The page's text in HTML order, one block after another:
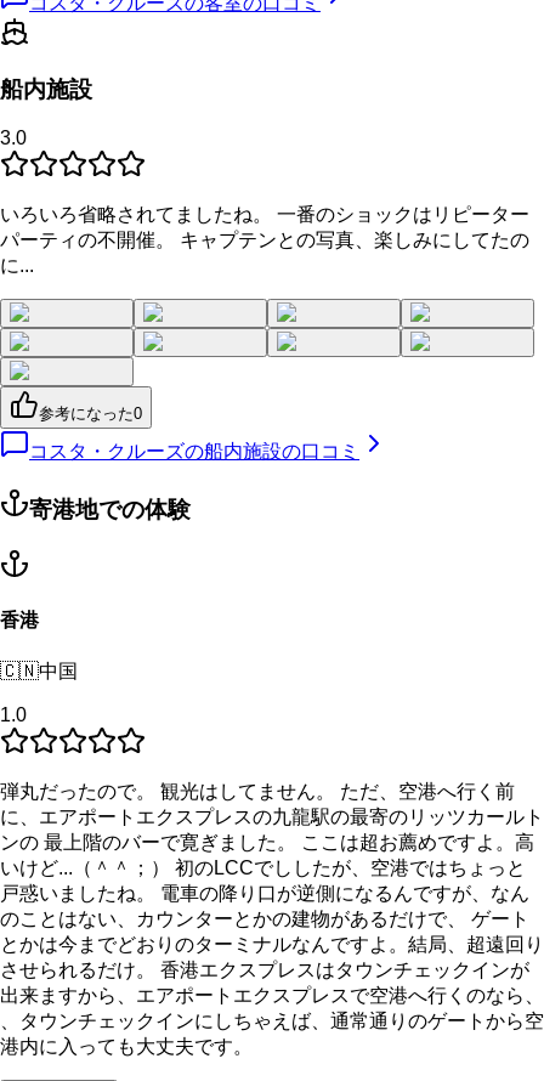
船内施設
3.0
いろいろ省略されてましたね。 一番のショックはリピーター
パーティの不開催。 キャプテンとの写真、楽しみにしてたの
に...
参考になった0
コスタ・クルーズの船内施設の口コミ
寄港地での体験
香港
🇨🇳中国
1.0
弾丸だったので。 観光はしてません。 ただ、空港へ行く前
に、エアポートエクスプレスの九龍駅の最寄のリッツカールト
ンの 最上階のバーで寛ぎました。 ここは超お薦めですよ。高
いけど...（＾＾；） 初のLCCでししたが、空港ではちょっと
戸惑いましたね。 電車の降り口が逆側になるんですが、なん
のことはない、カウンターとかの建物があるだけで、 ゲート
とかは今までどおりのターミナルなんですよ。結局、超遠回り
させられるだけ。 香港エクスプレスはタウンチェックインが
出来ますから、エアポートエクスプレスで空港へ行くのなら、
、タウンチェックインにしちゃえば、通常通りのゲートから空
港内に入っても大丈夫です。